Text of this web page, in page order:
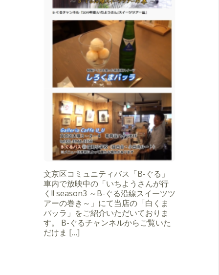
文京区コミュニティバス「B-ぐる」
車内で放映中の「いちようさんが行
く!! season3 ～B-ぐる沿線スイーツツ
アーの巻き～」にて当店の「白くま
パッラ」をご紹介いただいておりま
す。 B-ぐるチャンネルからご覧いた
だけま […]